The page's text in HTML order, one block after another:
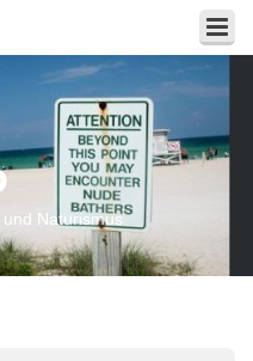
Naturismus